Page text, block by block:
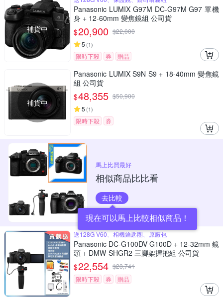
補貨中
Panasonic LUMIX G97M DC-G97M G97 單機
身 + 12-60mm 變焦鏡組 公司貨
$20,900 $22,000
5 (1)
限時下殺 券 贈品
補貨中
Panasonic LUMIX S9N S9 + 18-40mm 變焦鏡
組 公司貨
$48,355 $50,900
5 (1)
限時下殺 券
馬上比買最好
相似商品比比看
去比較
現在可以馬上比較相似商品！
送128G V60、相機鑰匙圈、原廠包
Panasonic DC-G100DV G100D + 12-32mm 鏡
頭 + DMW-SHGR2 三腳架握把組 公司貨
$22,554 $23,741
限時下殺
券 贈品